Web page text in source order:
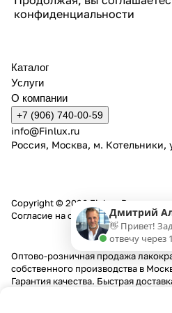
конфиденциальности
Каталог
Услуги
О компании
+7 (906) 740-00-59
info@Finlux.ru
Россия, Москва, м. Котельники,
Copyright © 2026 Finlux. Все права
Согласие на обработку
Оптово-розничная продажа
собственного производства в
Гарантия качества. Быстрая
Дмитрий
👋 Привет!
отвечу через